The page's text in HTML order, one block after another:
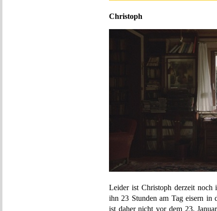
Christoph
Leider ist Christoph derzeit noch
ihn 23 Stunden am Tag eisern in
ist daher nicht vor dem 23.